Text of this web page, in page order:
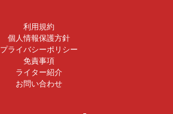
利用規約
個人情報保護方針
プライバシーポリシー
免責事項
ライター紹介
お問い合わせ